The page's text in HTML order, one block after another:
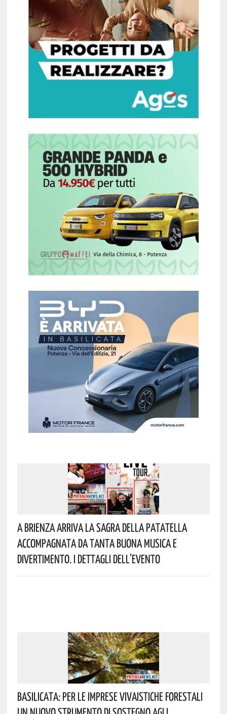
A Brienza Arriva La Sagra Della Patatella
Accompagnata Da Tanta Buona Musica E
Divertimento. I Dettagli Dell’evento
Basilicata: Per Le Imprese Vivaistiche Forestali